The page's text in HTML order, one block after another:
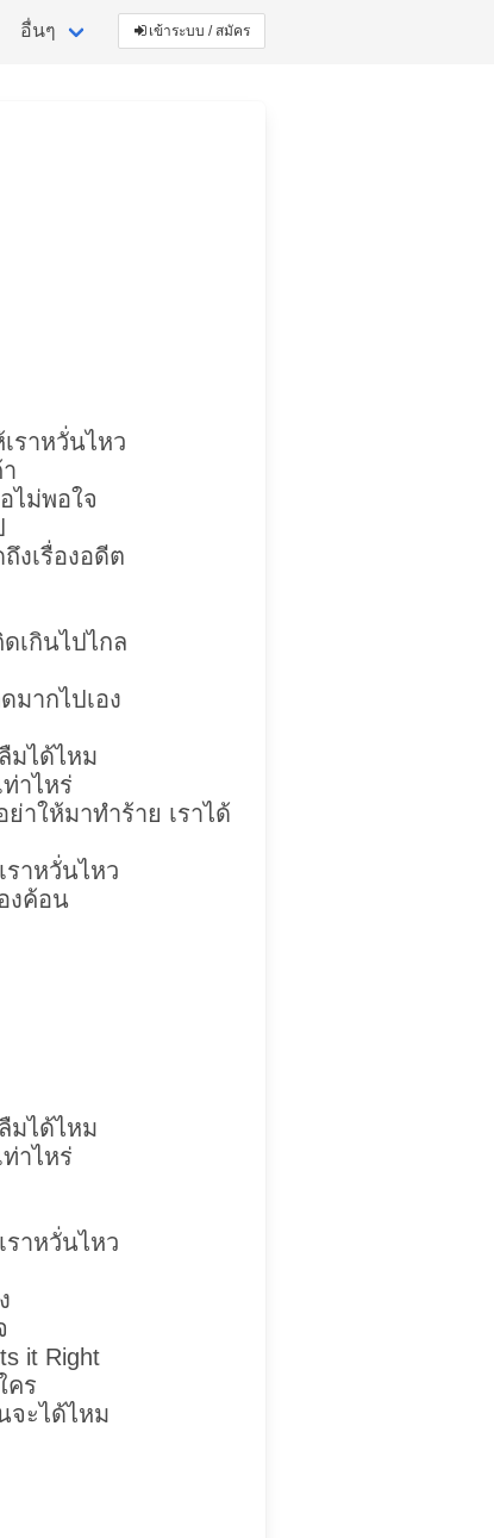
อื่นๆ เข้าระบบ / สมัคร
ราหวั่นไหว
ไม่พอใจ
งเรื่องอดีต
เกินไปไกล
มากไปเอง
มได้ไหม
าไหร่
าให้มาทำร้าย เราได้
ราหวั่นไหว
งค้อน
มได้ไหม
าไหร่
ราหวั่นไหว
it Right
คร
จะได้ไหม